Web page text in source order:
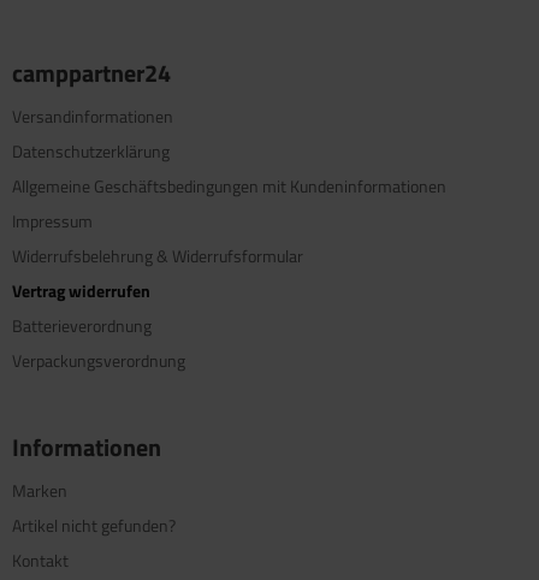
camppartner24
Versandinformationen
Datenschutzerklärung
Allgemeine Geschäftsbedingungen mit Kundeninformationen
Impressum
Widerrufsbelehrung & Widerrufsformular
Vertrag widerrufen
Batterieverordnung
Verpackungsverordnung
Informationen
Marken
Artikel nicht gefunden?
Kontakt